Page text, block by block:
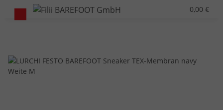
0,00 €